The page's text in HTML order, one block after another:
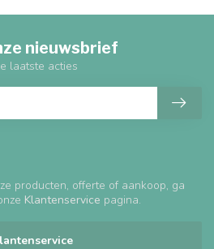
producten, offerte of aankoop, ga
Klantenservice pagina.
nieuwsbrief
laatste acties